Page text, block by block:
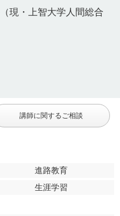
現・上智大学人間総合
講師に関するご相談
進路教育
生涯学習